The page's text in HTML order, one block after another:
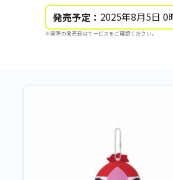
発売予定： 2025年8月5日 0
※実際の発売日はサービスをご確認ください。